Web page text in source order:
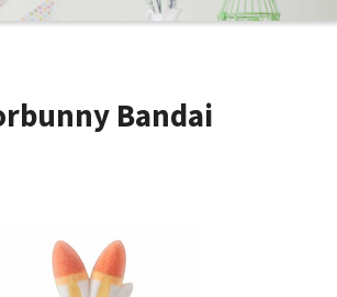
Bandai